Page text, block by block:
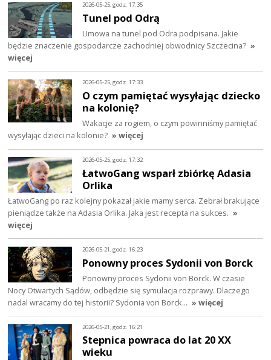
2026-05-25, godz. 17:35
Tunel pod Odrą
Umowa na tunel pod Odra podpisana. Jakie
będzie znaczenie gospodarcze zachodniej obwodnicy Szczecina? »
więcej
2026-05-25, godz. 17:33
O czym pamiętać wysyłając dziecko
na kolonię?
Wakacje za rogiem, o czym powinniśmy pamiętać
wysyłając dzieci na kolonie? » więcej
2026-05-25, godz. 17:32
ŁatwoGang wsparł zbiórkę Adasia
Orlika
ŁatwoGang po raz kolejny pokazał jakie mamy serca. Zebrał brakujące
pieniądze także na Adasia Orlika. Jaka jest recepta na sukces. »
więcej
2026-05-21, godz. 16:23
Ponowny proces Sydonii von Borck
Ponowny proces Sydonii von Borck. W czasie
Nocy Otwartych Sądów, odbędzie się symulacja rozprawy. Dlaczego
nadal wracamy do tej historii? Sydonia von Borck… » więcej
2026-05-21, godz. 16:21
Stepnica powraca do lat 20 XX
wieku